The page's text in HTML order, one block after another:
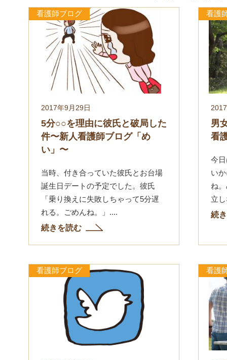
看護師ブログ
2017年9月29日
5分○○を理由に彼氏と破局した
件〜新人看護師ブログ「め
い」〜
当時、付き合っていた彼氏とお台場
誕生日デートの予定でした。彼氏
「乗り換えに失敗しちゃって5分遅
れる。ごめんね。」....
続きを読む
看護
男
看
今
い
ね
立
続
看護師ブログ 看護